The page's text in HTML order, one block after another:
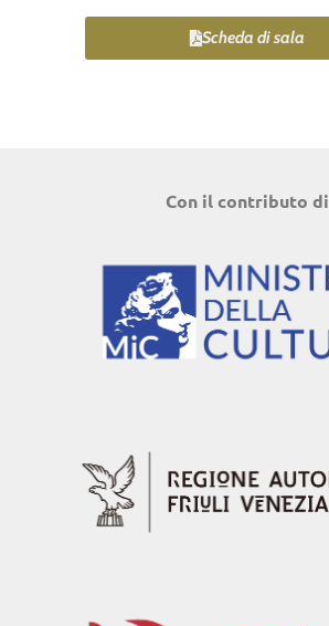
Scheda di sala
Con il contributo di